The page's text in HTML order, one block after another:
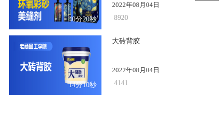
40分20秒
2022年08月04日
8920
14分10秒
大砖背胶
2022年08月04日
4141